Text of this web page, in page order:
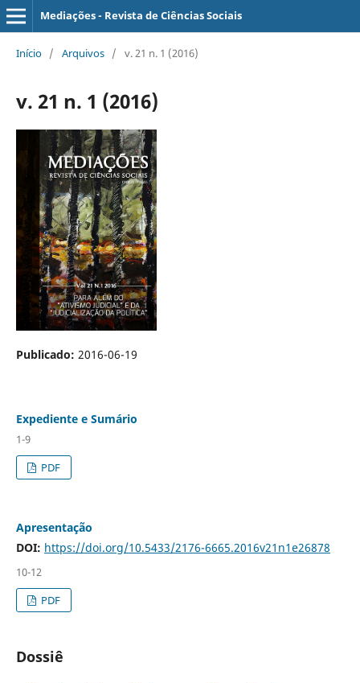
Mediações - Revista de Ciências Sociais
Início / Arquivos / v. 21 n. 1 (2016)
v. 21 n. 1 (2016)
Publicado: 2016-06-19
Expediente e Sumário
1-9
PDF
Apresentação
DOI: https://doi.org/10.5433/2176-6665.2016v21n1e26878
10-12
PDF
Dossiê